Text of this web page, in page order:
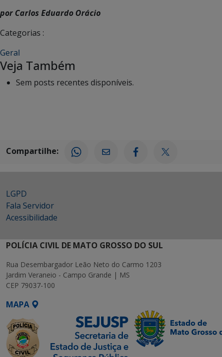
por Carlos Eduardo Orácio
Categorias :
Geral
Veja Também
Sem posts recentes disponíveis.
Compartilhe:
LGPD
Fala Servidor
Acessibilidade
POLÍCIA CIVIL DE MATO GROSSO DO SUL
Rua Desembargador Leão Neto do Carmo 1203
Jardim Veraneio - Campo Grande | MS
CEP 79037-100
MAPA